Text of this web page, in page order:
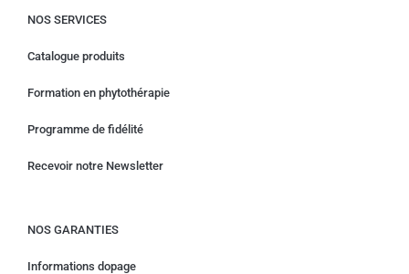
NOS SERVICES
Catalogue produits
Formation en phytothérapie
Programme de fidélité
Recevoir notre Newsletter
NOS GARANTIES
Informations dopage